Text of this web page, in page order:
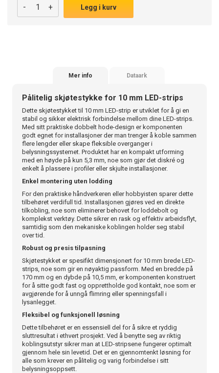
- + Legg i kurv
Mer info Dataark
Pålitelig skjøtestykke for 10 mm LED-strips
Dette skjøtestykket til 10 mm LED-strip er utviklet for å gi en
stabil og sikker elektrisk forbindelse mellom dine LED-strips.
Med sitt praktiske dobbelt hode-design er komponenten
godt egnet for installasjoner der man trenger å koble sammen
flere lengder eller skape fleksible overganger i
belysningssystemet. Produktet har en kompakt utforming
med en høyde på kun 5,3 mm, noe som gjør det diskré og
enkelt å plassere i profiler eller skjulte installasjoner.
Enkel montering uten lodding
For den praktiske håndverkeren eller hobbyisten sparer dette
tilbehøret verdifull tid. Installasjonen gjøres ved en direkte
tilkobling, noe som eliminerer behovet for loddebolt og
komplekst verktøy. Dette sikrer en rask og effektiv arbeidsflyt,
samtidig som den mekaniske koblingen holder seg stabil
over tid.
Robust og presis tilpasning
Skjøtestykket er spesifikt dimensjonert for 10 mm brede LED-
strips, noe som gir en nøyaktig passform. Med en bredde på
170 mm og en dybde på 10,5 mm, er komponenten konstruert
for å sitte godt fast og opprettholde god kontakt, noe som er
avgjørende for å unngå flimring eller spenningsfall i
lysanlegget.
Fleksibel og funksjonell løsning
Dette tilbehøret er en essensiell del for å sikre et ryddig
sluttresultat i ethvert prosjekt. Ved å benytte seg av riktig
koblingsutstyr sikrer man at LED-stripsene fungerer optimalt
gjennom hele sin levetid. Det er en gjennomtenkt løsning for
alle som krever en pålitelig og varig forbindelse i sitt
belysningsoppsett.